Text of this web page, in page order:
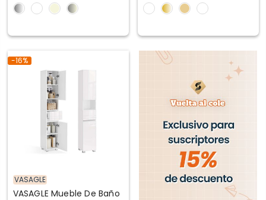
-16%
VASAGLE
VASAGLE Mueble De Baño